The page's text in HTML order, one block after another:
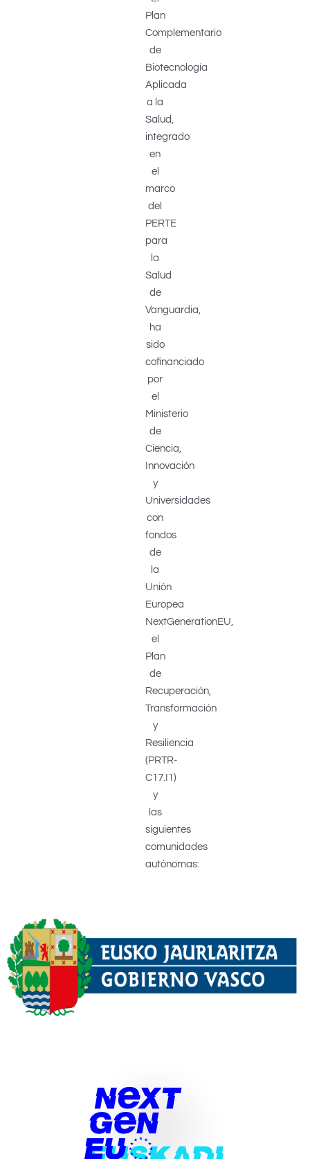
Plan
Complementario
de
Biotecnología
Aplicada
a la
Salud,
integrado
en
el
marco
del
PERTE
para
la
Salud
de
Vanguardia,
ha
sido
cofinanciado
por
el
Ministerio
de
Ciencia,
Innovación
y
Universidades
con
fondos
de
la
Unión
Europea
NextGenerationEU,
el
Plan
de
Recuperación,
Transformación
y
Resiliencia
(PRTR-
C17.I1)
y
las
siguientes
comunidades
autónomas: